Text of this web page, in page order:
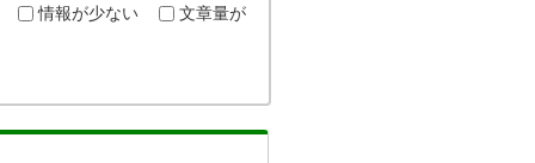
情報が少ない
文章量が